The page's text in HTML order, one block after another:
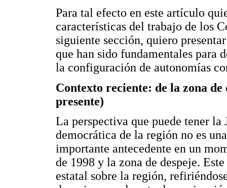
Para tal efecto en este artículo
características del trabajo de los
siguiente sección, quiero
que han sido fundamentales
la configuración de autonomías
Contexto reciente: de la zona de
presente)
La perspectiva que puede tener
democrática de la región no es
importante antecedente en un
de 1998 y la zona de despeje.
estatal sobre la región,